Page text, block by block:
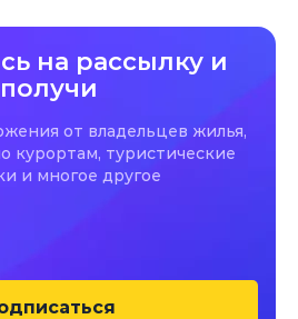
на рассылку и
получи
от владельцев жилья,
курортам, туристические
и многое другое